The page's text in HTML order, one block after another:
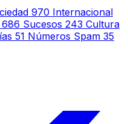
970 Internacional
686 Sucesos 243 Cultura
51 Números Spam 35